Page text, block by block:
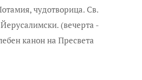
чудотворица. Св.
(вечерта -
канон на Пресвета